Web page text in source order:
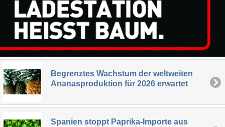
Begrenztes Wachstum der weltweiten
Ananasproduktion für 2026 erwartet
Spanien stoppt Paprika-Importe aus